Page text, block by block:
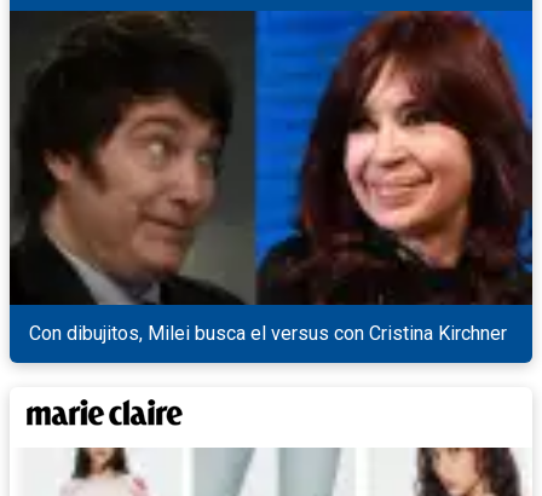
Con dibujitos, Milei busca el versus con Cristina Kirchner